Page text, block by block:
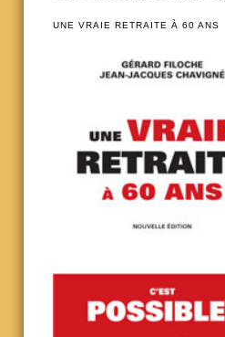
UNE VRAIE RETRAITE À 60 ANS